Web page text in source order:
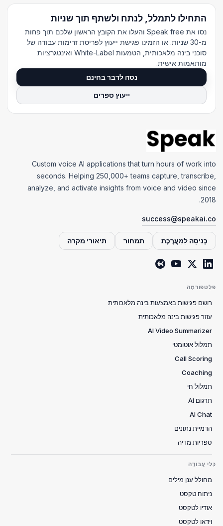
התחילו לתמלל, לנתח ולשתף תוך שניות
נסו את Speak free והעלו את הקובץ הראשון שלכם תוך פחות
מ-30 שניות. או הזמינו פגישת ייעוץ לפריסת זרימות עבודה של
סוכני בינה מלאכותית, הטמעות White-Label ואינטגרציות
מותאמות אישית.
נסה לדבר בחינם
ייעוץ ספרים
Custom voice AI applications that turn hours of work into
seconds. Helping 250,000+ teams capture, transcribe,
analyze, and activate insights from voice and video since
2018.
success@speakai.co
כְּנִיסָה לַמַעֲרֶכֶת תמחור תיאורי מקרה
פּלַטפוֹרמָה
רושם פגישות באמצעות בינה מלאכותית
עוזר פגישות בינה מלאכותית
AI Video Summarizer
תמלול אוטומטי
Call Scoring
Coaching
תמלול חי
תרגום AI
AI Chat
הדמיית נתונים
ספריות מדיה
כְּלֵי עֲבוֹדָה
מחולל ענן מילים
ניתוח טקסט
אודיו לטקסט
וידאו לטקסט